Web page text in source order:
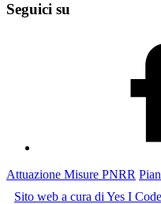
Seguici su
Attuazione Misure PNRR
Sito web a cura di Yes I Code